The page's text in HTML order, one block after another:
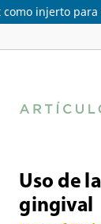
como injerto